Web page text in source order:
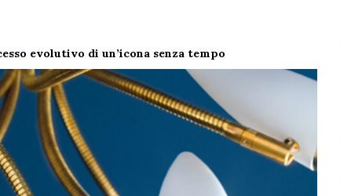
evolutivo di un’icona senza tempo